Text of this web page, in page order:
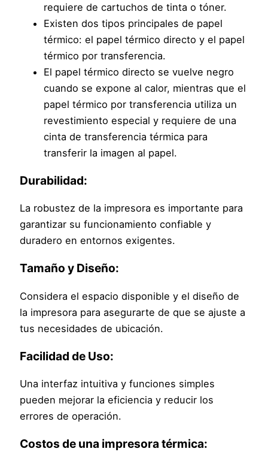
requiere de cartuchos de tinta o tóner.
Existen dos tipos principales de papel
térmico: el papel térmico directo y el papel
térmico por transferencia.
El papel térmico directo se vuelve negro
cuando se expone al calor, mientras que el
papel térmico por transferencia utiliza un
revestimiento especial y requiere de una
cinta de transferencia térmica para
transferir la imagen al papel.
Durabilidad:
La robustez de la impresora es importante para
garantizar su funcionamiento confiable y
duradero en entornos exigentes.
Tamaño y Diseño:
Considera el espacio disponible y el diseño de
la impresora para asegurarte de que se ajuste a
tus necesidades de ubicación.
Facilidad de Uso:
Una interfaz intuitiva y funciones simples
pueden mejorar la eficiencia y reducir los
errores de operación.
Costos de una impresora térmica: